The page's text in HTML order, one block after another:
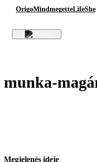
OrigoMindmegetteLifeShe
munka-
Megjelenés ideje